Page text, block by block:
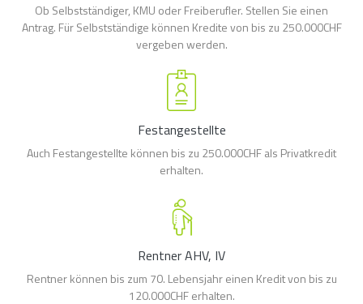
Ob Selbstständiger, KMU oder Freiberufler. Stellen Sie einen
Antrag. Für Selbstständige können Kredite von bis zu 250.000CHF
vergeben werden.
Festangestellte
Auch Festangestellte können bis zu 250.000CHF als Privatkredit
erhalten.
Rentner AHV, IV
Rentner können bis zum 70. Lebensjahr einen Kredit von bis zu
120.000CHF erhalten.